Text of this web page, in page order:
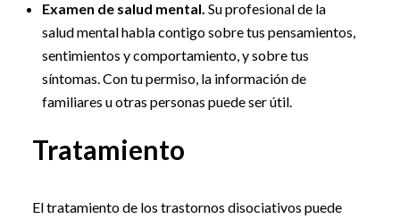
Examen de salud mental. Su profesional de la
salud mental habla contigo sobre tus pensamientos,
sentimientos y comportamiento, y sobre tus
síntomas. Con tu permiso, la información de
familiares u otras personas puede ser útil.
Tratamiento
El tratamiento de los trastornos disociativos puede